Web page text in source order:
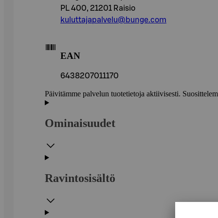
PL 400, 21201 Raisio
kuluttajapalvelu@bunge.com
EAN
6438207011170
Päivitämme palvelun tuotetietoja aktiivisesti.
Ominaisuudet
Ravintosisältö